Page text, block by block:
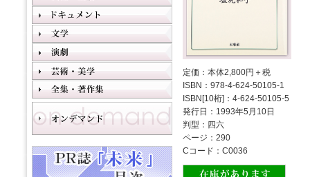
定価：本体2,800円＋税
ISBN：978-4-624-50105-1
ISBN[10桁]：4-624-50105-5
発行日：1993年5月10日
判型：四六
ページ：290
Cコード：C0036